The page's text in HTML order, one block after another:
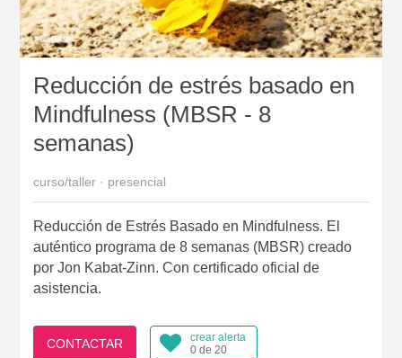
Reducción de estrés basado en
Mindfulness (MBSR - 8
semanas)
curso/taller · presencial
Reducción de Estrés Basado en Mindfulness. El
auténtico programa de 8 semanas (MBSR) creado
por Jon Kabat-Zinn. Con certificado oficial de
asistencia.
CONTACTAR
crear alerta
0 de 20